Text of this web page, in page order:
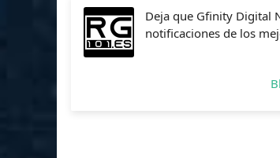
Deja que Gfinity Digital
notificaciones de los